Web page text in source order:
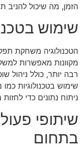
הזמן, מה שיכול להניב
שימוש
הטכנולוגיה משחקת
מקוונות מאפשרות
רבה יותר, כולל ניהול
שימוש בטכנולוגיות
ניתוח נתונים כדי
שיתופי
בתחום